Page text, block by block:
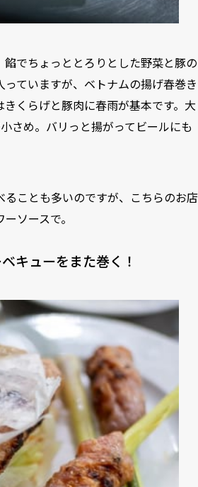
でちょっととろりとした野菜と豚の
ていますが、ベトナムの揚げ春巻き
きくらげと豚肉に春雨が基本です。大
さめ。バリっと揚がってビールにも
ることも多いのですが、こちらのお店
ソースで。
キューをまた巻く！